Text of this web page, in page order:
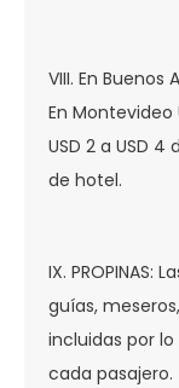
VIII. En Buenos
En Montevideo
USD 2 a USD
de hotel.
IX. PROPINAS:
guías,
incluidas por
cada pasajero.